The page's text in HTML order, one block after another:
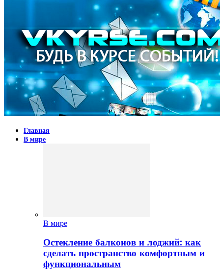
Главная
В мире
В мире
Остекление балконов и лоджий: как
сделать пространство комфортным и
функциональным